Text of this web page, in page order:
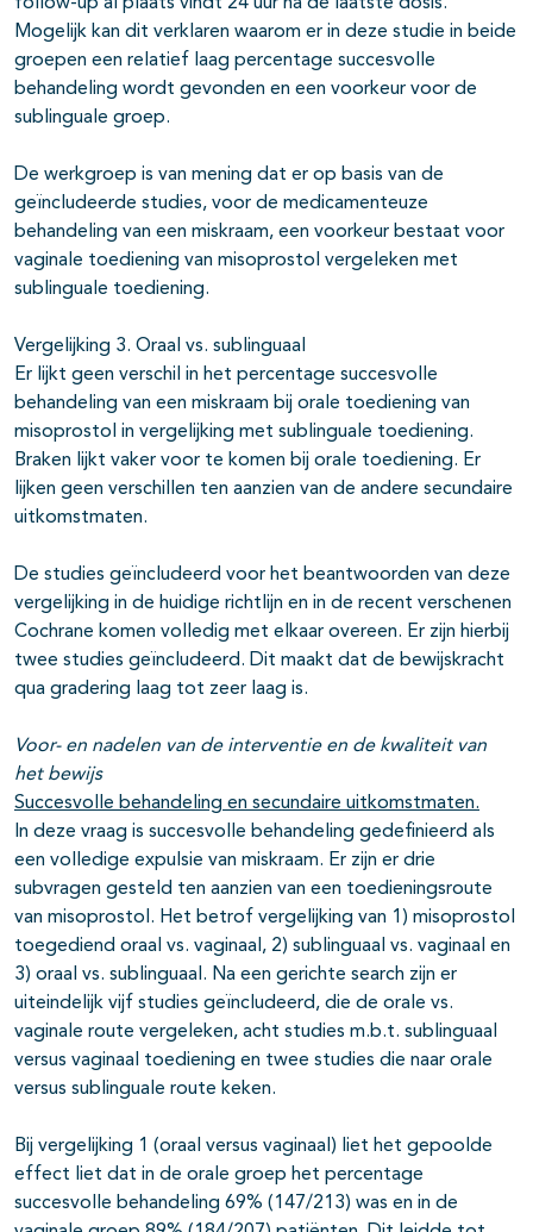
Mogelijk kan dit verklaren waarom er in deze studie in beide
groepen een relatief laag percentage succesvolle
behandeling wordt gevonden en een voorkeur voor de
sublinguale groep.
De werkgroep is van mening dat er op basis van de
geïncludeerde studies, voor de medicamenteuze
behandeling van een miskraam, een voorkeur bestaat voor
vaginale toediening van misoprostol vergeleken met
sublinguale toediening.
Vergelijking 3. Oraal vs. sublinguaal
Er lijkt geen verschil in het percentage succesvolle
behandeling van een miskraam bij orale toediening van
misoprostol in vergelijking met sublinguale toediening.
Braken lijkt vaker voor te komen bij orale toediening. Er
lijken geen verschillen ten aanzien van de andere secundaire
uitkomstmaten.
De studies geïncludeerd voor het beantwoorden van deze
vergelijking in de huidige richtlijn en in de recent verschenen
Cochrane komen volledig met elkaar overeen. Er zijn hierbij
twee studies geïncludeerd. Dit maakt dat de bewijskracht
qua gradering laag tot zeer laag is.
Voor- en nadelen van de interventie en de kwaliteit van
het bewijs
Succesvolle behandeling en secundaire uitkomstmaten.
In deze vraag is succesvolle behandeling gedefinieerd als
een volledige expulsie van miskraam. Er zijn er drie
subvragen gesteld ten aanzien van een toedieningsroute
van misoprostol. Het betrof vergelijking van 1) misoprostol
toegediend oraal vs. vaginaal, 2) sublinguaal vs. vaginaal en
3) oraal vs. sublinguaal. Na een gerichte search zijn er
uiteindelijk vijf studies geïncludeerd, die de orale vs.
vaginale route vergeleken, acht studies m.b.t. sublinguaal
versus vaginaal toediening en twee studies die naar orale
versus sublinguale route keken.
Bij vergelijking 1 (oraal versus vaginaal) liet het gepoolde
effect liet dat in de orale groep het percentage
succesvolle behandeling 69% (147/213) was en in de